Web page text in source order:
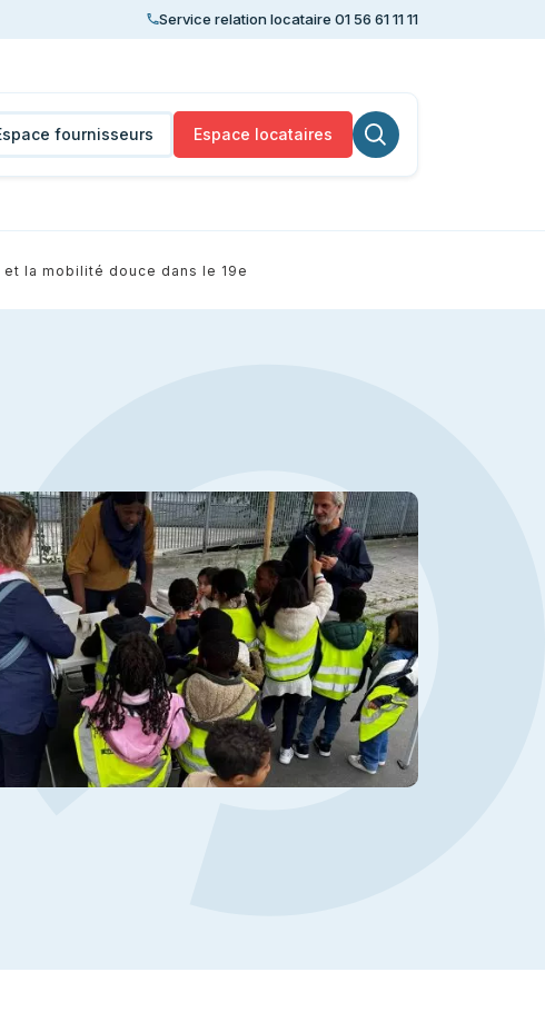
Service relation locataire 01 56 61 11 11
fournisseurs Espace locataires
Lancer la recherche
la mobilité douce dans le 19e